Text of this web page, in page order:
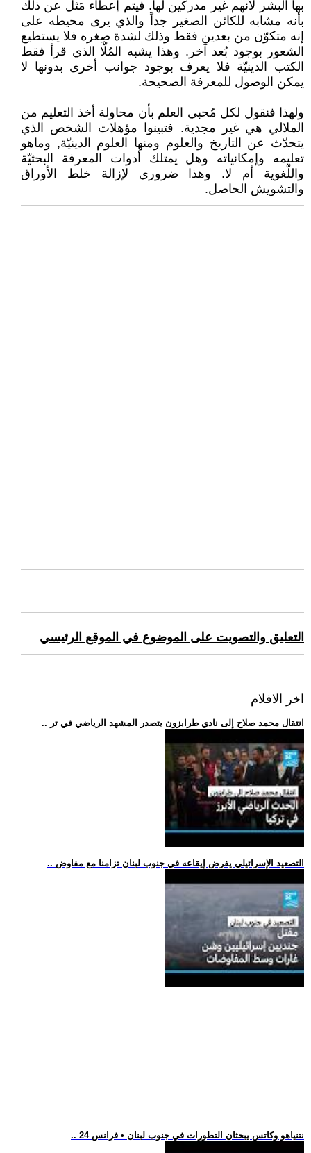
بها البشر لأنهم غير مدركين لها. فيتم إعطاء مَثل عن ذلك
بأنه مشابه للكائن الصغير جداً والذي يرى محيطه على
إنه متكوّن من بعدين فقط وذلك لشدة صِغره فلا يستطيع
الشعور بوجود بُعد آخر. وهذا يشبه المُلّا الذي قرأ فقط
الكتب الدينيّة فلا يعرف بوجود جوانب أخرى بدونها لا
يمكن الوصول للمعرفة الصحيحة.
ولهذا فنقول لكل مُحبي العلم بأن محاولة أخذ التعليم من
الملالي هي غير مجدية. فتبينوا مؤهلات الشخص الذي
يتحدّث عن التاريخ والعلوم ومنها العلوم الدينيّة, وماهو
تعليمه وإمكانياته وهل يمتلك أدوات المعرفة البحثيّة
واللّغوية أم لا. وهذا ضروري لإزالة خلط الأوراق
والتشويش الحاصل.
التعليق والتصويت على الموضوع في الموقع الرئيسي
اخر الافلام
.. انتقال محمد صلاح إلى نادي طرابزون يتصدر المشهد الرياضي في تر
.. التصعيد الإسرائيلي يفرض إيقاعه في جنوب لبنان تزامنا مع مفاوض
.. نتنياهو وكاتس يبحثان التطورات في جنوب لبنان • فرانس 24